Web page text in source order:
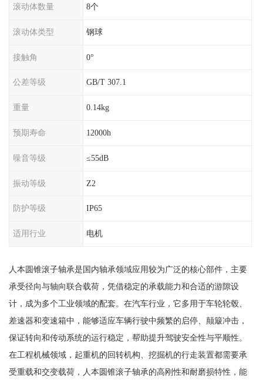
滚动体数量 8个
滚动体类型 钢球
接触角 0°
公差等级 GB/T 307.1
重量 0.14kg
预期寿命 12000h
噪音等级 ≤55dB
振动等级 Z2
防护等级 IP65
适用行业 电机
人本圆锥滚子轴承是国内轴承领域应用较为广泛的核心部件，主要
承受径向与轴向联合载荷，凭借稳定的承载能力和合适的游隙设
计，成为多个工业领域的配套。在汽车行业，它多用于车轮轮毂、
差速器和变速箱中，能够适应车辆行驶中频繁的启停、颠簸冲击，
保证转向和传动系统的运行稳定，帮助提升驾驶安全性与平顺性。
在工程机械领域，起重机的回转机构、挖掘机的行走装置都需要承
受重载和交变载荷，人本圆锥滚子轴承的高刚性和耐磨损特性，能